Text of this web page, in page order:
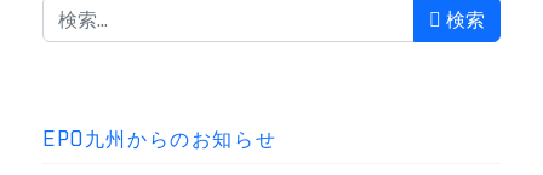
検索 検索
EPO九州からのお知らせ